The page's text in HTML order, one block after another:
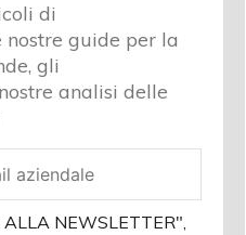
di
guide per la
gli
analisi delle
ALLA NEWSLETTER",